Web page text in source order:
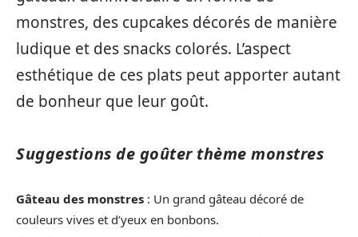
monstres, des cupcakes décorés de manière
ludique et des snacks colorés. L’aspect
esthétique de ces plats peut apporter autant
de bonheur que leur goût.
Suggestions de goûter thème monstres
Gâteau des monstres : Un grand gâteau décoré de
couleurs vives et d’yeux en bonbons.